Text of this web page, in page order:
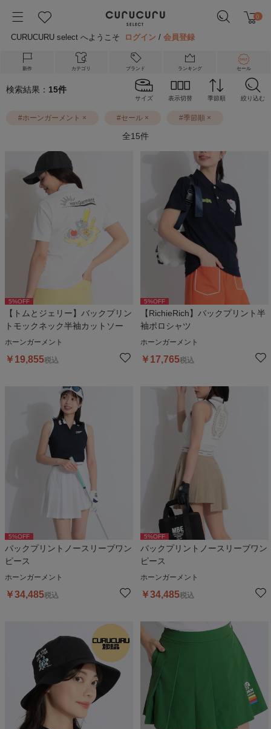
0
CURUCURU select へようこそ ログイン /会員登録
新作 カテゴリ ブランド ランキング セール
検索結果： 15件
サイズ 表示切替 季節順 絞り込む
#ホーンガーメント × #セール × #季節順 ×
全15件
5%OFF
【トムとジェリー】バックプリン
トモックネック半袖カットソー
ホーンガーメント
￥ 19,855税込
5%OFF
【RichieRich】バックプリント半
袖ポロシャツ
ホーンガーメント
￥ 17,765税込
5%OFF
バックプリントノースリーブワン
ピース
ホーンガーメント
￥34,485税込
5%OFF
バックプリントノースリーブワン
ピース
ホーンガーメント
￥34,485税込